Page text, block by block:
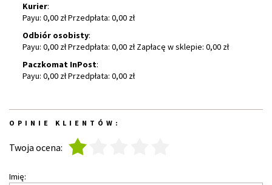
Kurier:
Payu: 0,00 zł Przedpłata: 0,00 zł
Odbiór osobisty:
Payu: 0,00 zł Przedpłata: 0,00 zł Zapłacę w sklepie: 0,00 zł
Paczkomat InPost:
Payu: 0,00 zł Przedpłata: 0,00 zł
OPINIE KLIENTÓW:
Twoja ocena:
Imię: